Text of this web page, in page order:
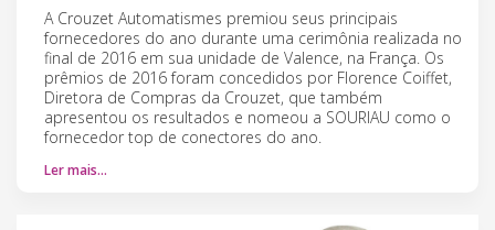
A Crouzet Automatismes premiou seus principais
fornecedores do ano durante uma cerimônia realizada no
final de 2016 em sua unidade de Valence, na França. Os
prêmios de 2016 foram concedidos por Florence Coiffet,
Diretora de Compras da Crouzet, que também
apresentou os resultados e nomeou a SOURIAU como o
fornecedor top de conectores do ano.
Ler mais…